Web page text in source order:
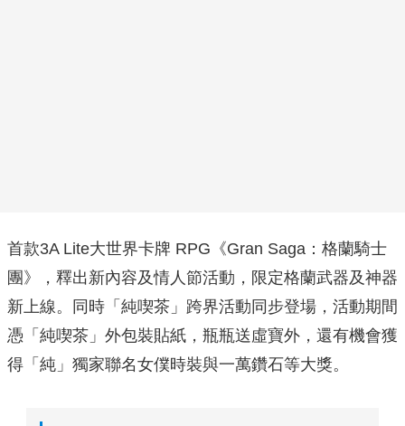
首款3A Lite大世界卡牌 RPG《Gran Saga：格蘭騎士
團》，釋出新內容及情人節活動，限定格蘭武器及神器
新上線。同時「純喫茶」跨界活動同步登場，活動期間
憑「純喫茶」外包裝貼紙，瓶瓶送虛寶外，還有機會獲
得「純」獨家聯名女僕時裝與一萬鑽石等大獎。